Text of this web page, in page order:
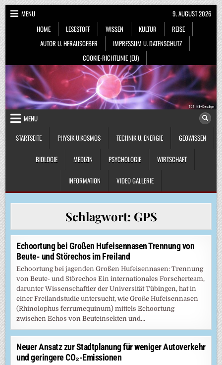
Skip
to
content
MENU
HOME
LESESTOFF WISSEN KULTUR
REISE
AUTOR U. HERAUSGEBER
IMPRESSUM U. DATENSCHUTZ
COOKIE-RICHTLINIE (EU)
9. AUGUST 2026
MENU
STARTSEITE
PHYSIK U.KOSMOS TECHNIK U. ENERGIE GEOWISSEN
BIOLOGIE MEDIZIN PSYCHOLOGIE WIRTSCHAFT
INFORMATION VIDEO GALLERIE
Schlagwort: GPS
Echoortung bei Großen Hufeisennasen Trennung von
Beute- und Störechos im Freiland
Echoortung bei jagenden Großen Hufeisennasen: Trennung
von Beute- und Störechos Ein internationales Forscherteam,
darunter Wissenschaftler der Universität Tübingen, hat in
einer Freilandstudie untersucht, wie Große Hufeisennasen
(Rhinolophus ferrumequinum) mittels Echoortung
zwischen Echos von Beuteinsekten und…
Neuer Ansatz zur Stadtplanung für weniger Autoverkehr
und geringere CO₂-Emissionen